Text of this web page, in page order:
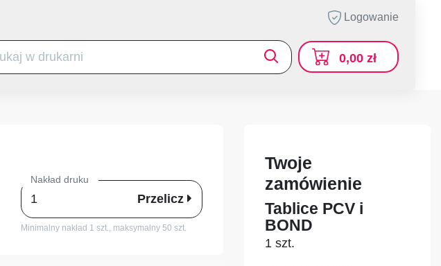
Logowanie
0,00 zł
Nakład druku
Przelicz
Minimalny nakład 1 szt., maksymalny 50 szt.
Twoje
zamówienie
Tablice PCV i
BOND
1 szt.